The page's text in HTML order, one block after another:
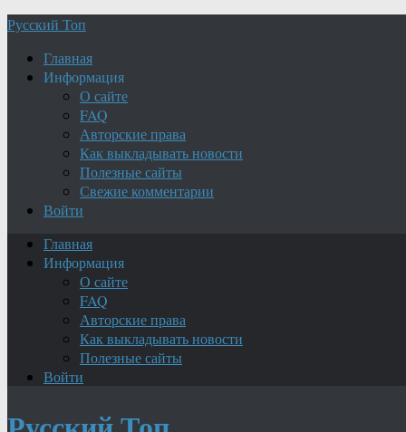
Русский Топ
Главная
Информация
О сайте
FAQ
Авторские права
Как выкладывать новости
Полезные сайты
Свежие комментарии
Войти
Главная
Информация
О сайте
FAQ
Авторские права
Как выкладывать новости
Полезные сайты
Войти